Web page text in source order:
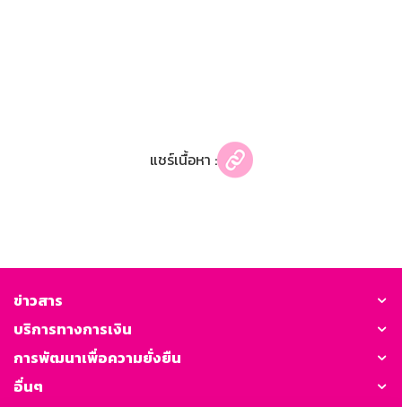
แชร์เนื้อหา :
ข่าวสาร
บริการทางการเงิน
การพัฒนาเพื่อความยั่งยืน
อื่นๆ